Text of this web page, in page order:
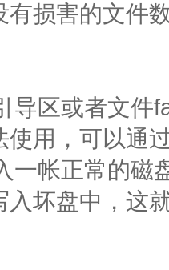
有损害的文件
区或者文件
使用，可以通
帐正常的磁
入坏盘中，这